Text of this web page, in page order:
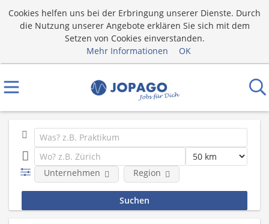
Cookies helfen uns bei der Erbringung unserer Dienste. Durch
die Nutzung unserer Angebote erklären Sie sich mit dem
Setzen von Cookies einverstanden.
Mehr Informationen
OK
Unternehmen Region